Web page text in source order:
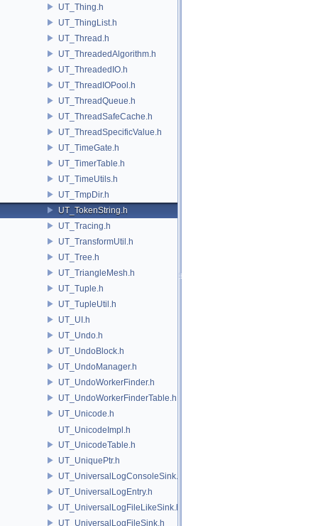
UT_Thing.h
UT_ThingList.h
UT_Thread.h
UT_ThreadedAlgorithm.h
UT_ThreadedIO.h
UT_ThreadIOPool.h
UT_ThreadQueue.h
UT_ThreadSafeCache.h
UT_ThreadSpecificValue.h
UT_TimeGate.h
UT_TimerTable.h
UT_TimeUtils.h
UT_TmpDir.h
UT_TokenString.h
UT_Tracing.h
UT_TransformUtil.h
UT_Tree.h
UT_TriangleMesh.h
UT_Tuple.h
UT_TupleUtil.h
UT_UI.h
UT_Undo.h
UT_UndoBlock.h
UT_UndoManager.h
UT_UndoWorkerFinder.h
UT_UndoWorkerFinderTable.h
UT_Unicode.h
UT_UnicodeImpl.h
UT_UnicodeTable.h
UT_UniquePtr.h
UT_UniversalLogConsoleSink.h
UT_UniversalLogEntry.h
UT_UniversalLogFileLikeSink.h
UT_UniversalLogFileSink.h